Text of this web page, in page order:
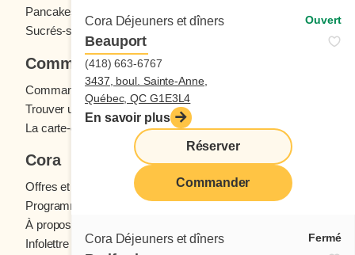
Cora Déjeuners et dîners Ouvert
Beauport
(418) 663-6767
3437, boul. Sainte-Anne,
Québec, QC G1E3L4
En savoir plus
Réserver
Commander
Cora Déjeuners et dîners Fermé
Pancakes
Sucrés-salés
Commander
Commande en ligne
Trouver un restaurant
La carte-cadeau Cora
Cora
Offres et concours
Programme fidélité Cora
À propos des restaurants Cora
Infolettre Cora